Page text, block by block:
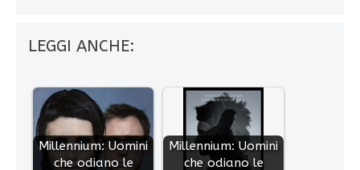
LEGGI ANCHE:
Millennium: Uomini
che odiano le
Millennium: Uomini
che odiano le